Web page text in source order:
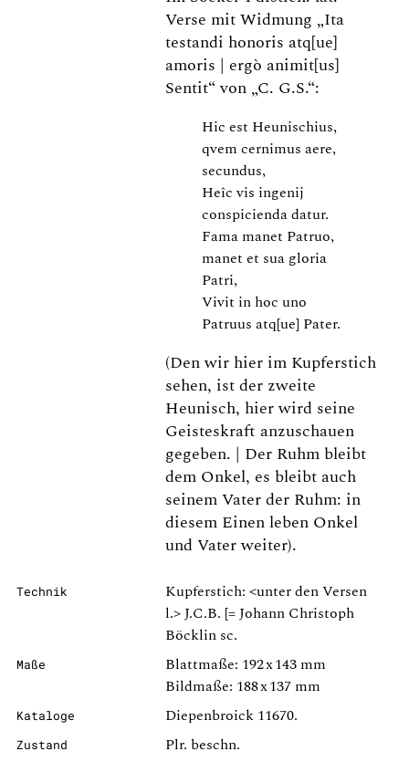
Verse mit Widmung „Ita
testandi honoris atq[ue]
amoris | ergò animit[us]
Sentit“ von „C. G.S.“:
Hic est Heunischius,
qvem cernimus aere,
secundus,
Heîc vis ingenij
conspicienda datur.
Fama manet Patruo,
manet et sua gloria
Patri,
Vivit in hoc uno
Patruus atq[ue] Pater.
(Den wir hier im Kupferstich
sehen, ist der zweite
Heunisch, hier wird seine
Geisteskraft anzuschauen
gegeben. | Der Ruhm bleibt
dem Onkel, es bleibt auch
seinem Vater der Ruhm: in
diesem Einen leben Onkel
und Vater weiter).
Technik
Kupferstich: <unter den Versen
l.> J.C.B. [= Johann Christoph
Böcklin sc.
Maße
Blattmaße: 192 x 143 mm
Bildmaße: 188 x 137 mm
Kataloge Diepenbroick 11670.
Zustand Plr. beschn.